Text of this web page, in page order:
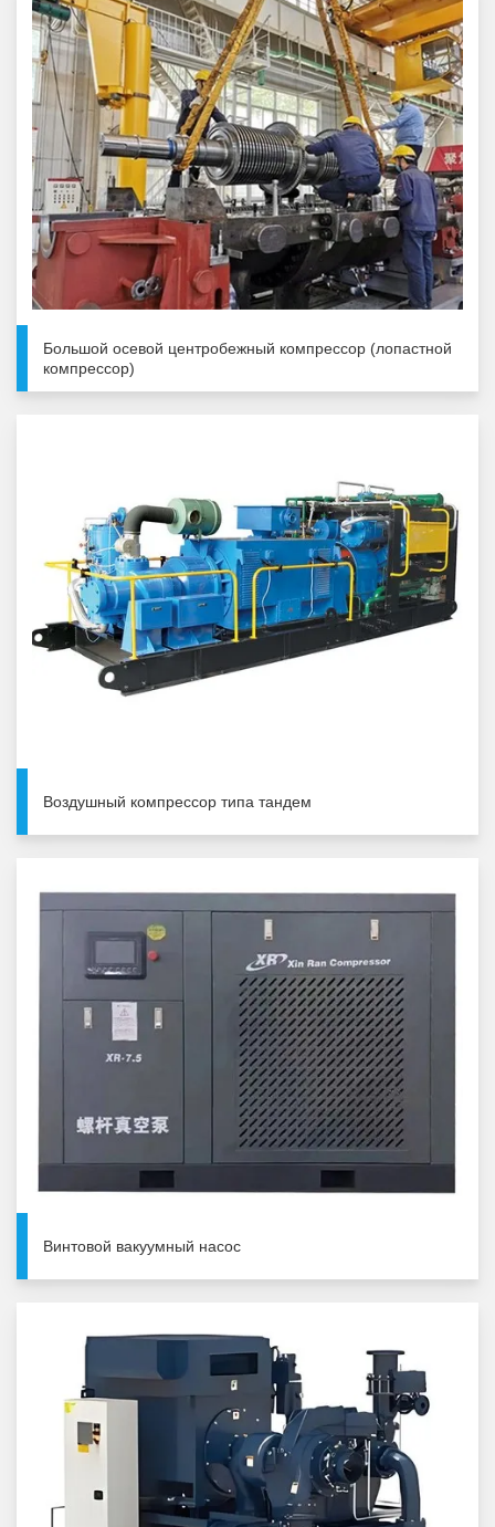
Большой осевой центробежный компрессор (лопастной
компрессор)
Воздушный компрессор типа тандем
Винтовой вакуумный насос